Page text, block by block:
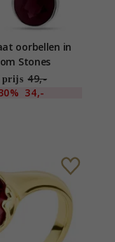
oorbellen in
Stones
prijs 49,-
34,-